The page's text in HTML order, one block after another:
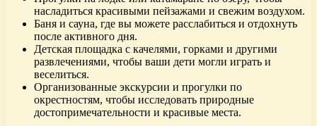
насладиться красивыми пейзажами и свежим воздухом.
Баня и сауна, где вы можете расслабиться и отдохнуть
после активного дня.
Детская площадка с качелями, горками и другими
развлечениями, чтобы ваши дети могли играть и
веселиться.
Организованные экскурсии и прогулки по
окрестностям, чтобы исследовать природные
достопримечательности и красивые места.